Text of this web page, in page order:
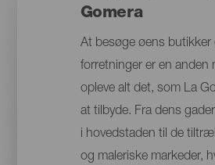
Gomera
At besøge øens butikker
forretninger er en anden
opleve alt det, som La
at tilbyde. Fra dens
i hovedstaden til de
og maleriske markeder,